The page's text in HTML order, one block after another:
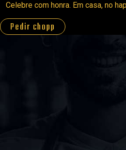
Celebre com honra. Em casa, no
Pedir chopp